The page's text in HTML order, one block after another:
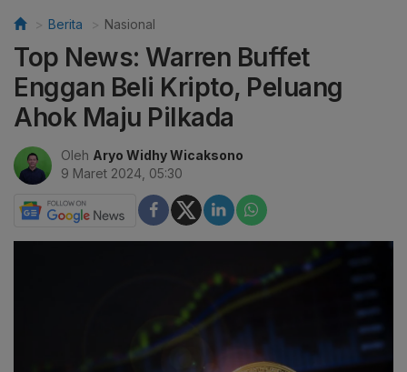
Berita Nasional
Top News: Warren Buffet
Enggan Beli Kripto, Peluang
Ahok Maju Pilkada
Oleh Aryo Widhy Wicaksono
9 Maret 2024, 05:30